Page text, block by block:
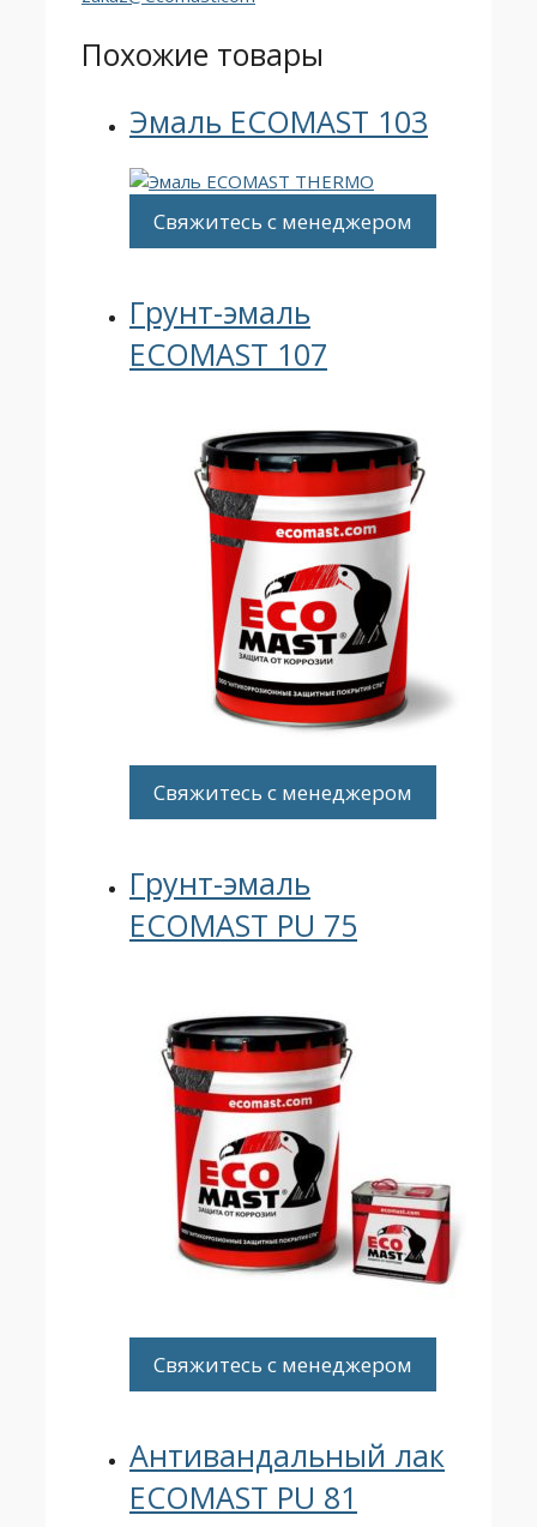
Похожие товары
Эмаль ECOMAST 103
Свяжитесь с менеджером
Грунт-эмаль
ECOMAST 107
Свяжитесь с менеджером
Грунт-эмаль
ECOMAST PU 75
Свяжитесь с менеджером
Антивандальный лак
ECOMAST PU 81